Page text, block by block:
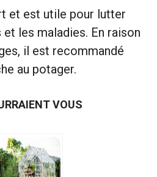
et est utile pour lutter
les maladies. En raison
il est recommandé
au potager.
VOUS